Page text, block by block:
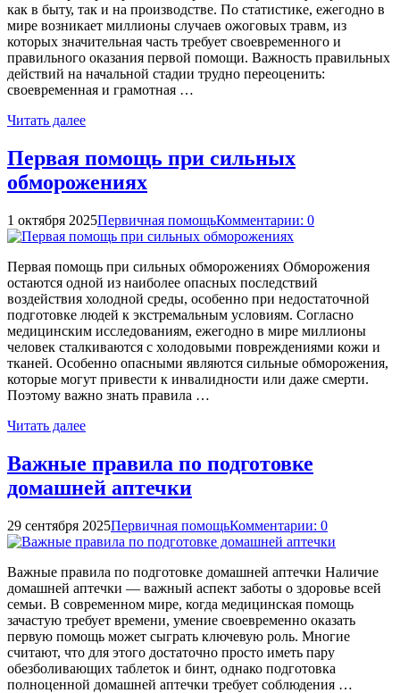
как в быту, так и на производстве. По статистике, ежегодно в
мире возникает миллионы случаев ожоговых травм, из
которых значительная часть требует своевременного и
правильного оказания первой помощи. Важность правильных
действий на начальной стадии трудно переоценить:
своевременная и грамотная …
Читать далее
Первая помощь при сильных
обморожениях
1 октября 2025Первичная помощьКомментарии: 0
Первая помощь при сильных обморожениях Обморожения
остаются одной из наиболее опасных последствий
воздействия холодной среды, особенно при недостаточной
подготовке людей к экстремальным условиям. Согласно
медицинским исследованиям, ежегодно в мире миллионы
человек сталкиваются с холодовыми повреждениями кожи и
тканей. Особенно опасными являются сильные обморожения,
которые могут привести к инвалидности или даже смерти.
Поэтому важно знать правила …
Читать далее
Важные правила по подготовке
домашней аптечки
29 сентября 2025Первичная помощьКомментарии: 0
Важные правила по подготовке домашней аптечки Наличие
домашней аптечки — важный аспект заботы о здоровье всей
семьи. В современном мире, когда медицинская помощь
зачастую требует времени, умение своевременно оказать
первую помощь может сыграть ключевую роль. Многие
считают, что для этого достаточно просто иметь пару
обезболивающих таблеток и бинт, однако подготовка
полноценной домашней аптечки требует соблюдения …